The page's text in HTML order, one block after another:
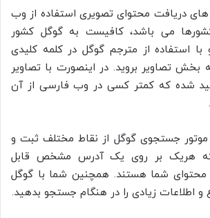
دریافت محتوای تصویری استفاده از وب
می باشد، کافیست به گوگل کشور
با استفاده از مترجم گوگل در کلمه کلیدی
بخش تصاویر بروید. در اینصورت با تصاویر
شده که کمتر کسی در وب فارسی از آن
موتور جستجوی گوگل از نقاط مختلف ثبت و
هریک بر روی یک آدرس مشخص قابل
محتوای شما هستند. همچنین شما با گوگل
و اطلاعات زیادی را در هنگام جستجو بدهید.